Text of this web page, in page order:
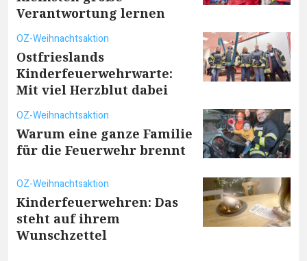
Verantwortung lernen
OZ-Weihnachtsaktion
Ostfrieslands
Kinderfeuerwehrwarte:
Mit viel Herzblut dabei
OZ-Weihnachtsaktion
Warum eine ganze Familie
für die Feuerwehr brennt
OZ-Weihnachtsaktion
Kinderfeuerwehren: Das
steht auf ihrem
Wunschzettel